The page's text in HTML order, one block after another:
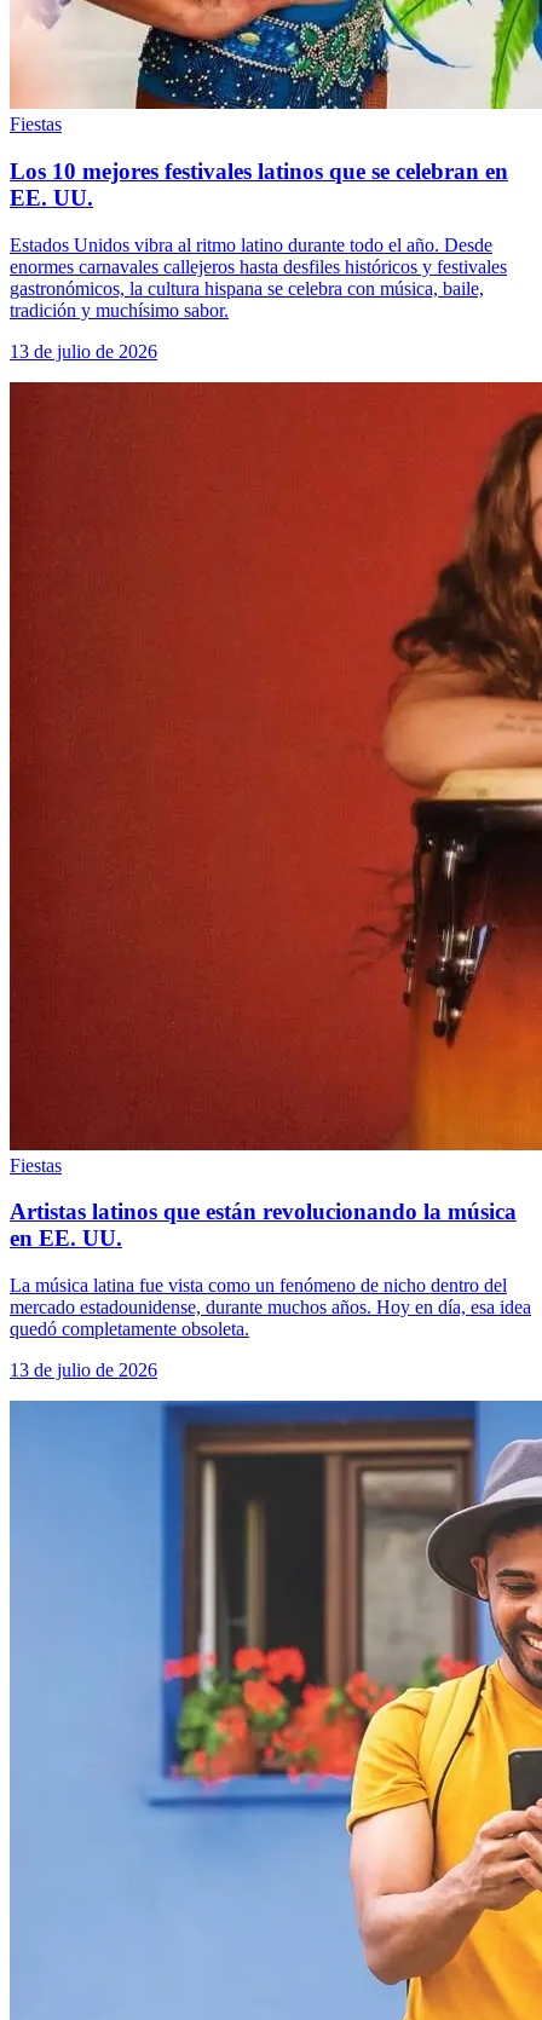
Fiestas
Los 10 mejores festivales latinos que se celebran en
EE. UU.
Estados Unidos vibra al ritmo latino durante todo el año. Desde
enormes carnavales callejeros hasta desfiles históricos y festivales
gastronómicos, la cultura hispana se celebra con música, baile,
tradición y muchísimo sabor.
13 de julio de 2026
Fiestas
Artistas latinos que están revolucionando la música
en EE. UU.
La música latina fue vista como un fenómeno de nicho dentro del
mercado estadounidense, durante muchos años. Hoy en día, esa idea
quedó completamente obsoleta.
13 de julio de 2026